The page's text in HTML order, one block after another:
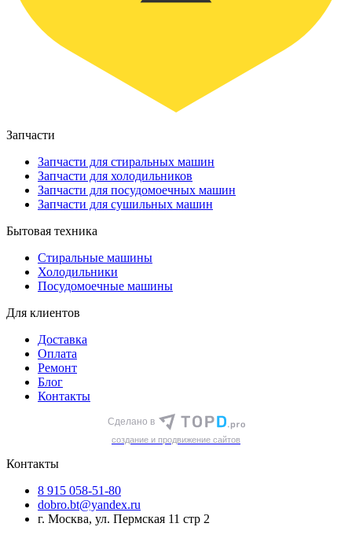
Запчасти
Запчасти для стиральных машин
Запчасти для холодильников
Запчасти для посудомоечных машин
Запчасти для сушильных машин
Бытовая техника
Стиральные машины
Холодильники
Посудомоечные машины
Для клиентов
Доставка
Оплата
Ремонт
Блог
Контакты
Сделано в
cоздание и продвижение сайтов
Контакты
8 915 058-51-80
dobro.bt@yandex.ru
г. Москва, ул. Пермская 11 стр 2